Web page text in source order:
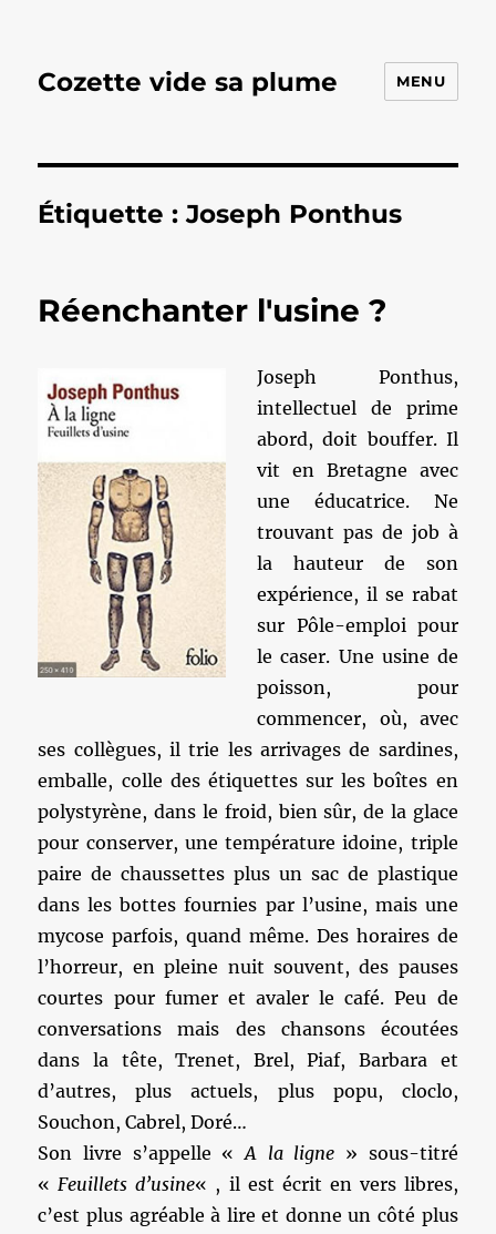
Cozette vide sa plume MENU
Étiquette :Joseph Ponthus
Réenchanter l'usine ?
Joseph Ponthus,
intellectuel de prime
abord, doit bouffer. Il
vit en Bretagne avec
une éducatrice. Ne
trouvant pas de job à
la hauteur de son
expérience, il se rabat
sur Pôle-emploi pour
le caser. Une usine de
poisson, pour
commencer, où, avec
ses collègues, il trie les arrivages de sardines,
emballe, colle des étiquettes sur les boîtes en
polystyrène, dans le froid, bien sûr, de la glace
pour conserver, une température idoine, triple
paire de chaussettes plus un sac de plastique
dans les bottes fournies par l’usine, mais une
mycose parfois, quand même. Des horaires de
l’horreur, en pleine nuit souvent, des pauses
courtes pour fumer et avaler le café. Peu de
conversations mais des chansons écoutées
dans la tête, Trenet, Brel, Piaf, Barbara et
d’autres, plus actuels, plus popu, cloclo,
Souchon, Cabrel, Doré…
Son livre s’appelle «A la ligne » sous-titré
«Feuillets d’usine« , il est écrit en vers libres,
c’est plus agréable à lire et donne un côté plus